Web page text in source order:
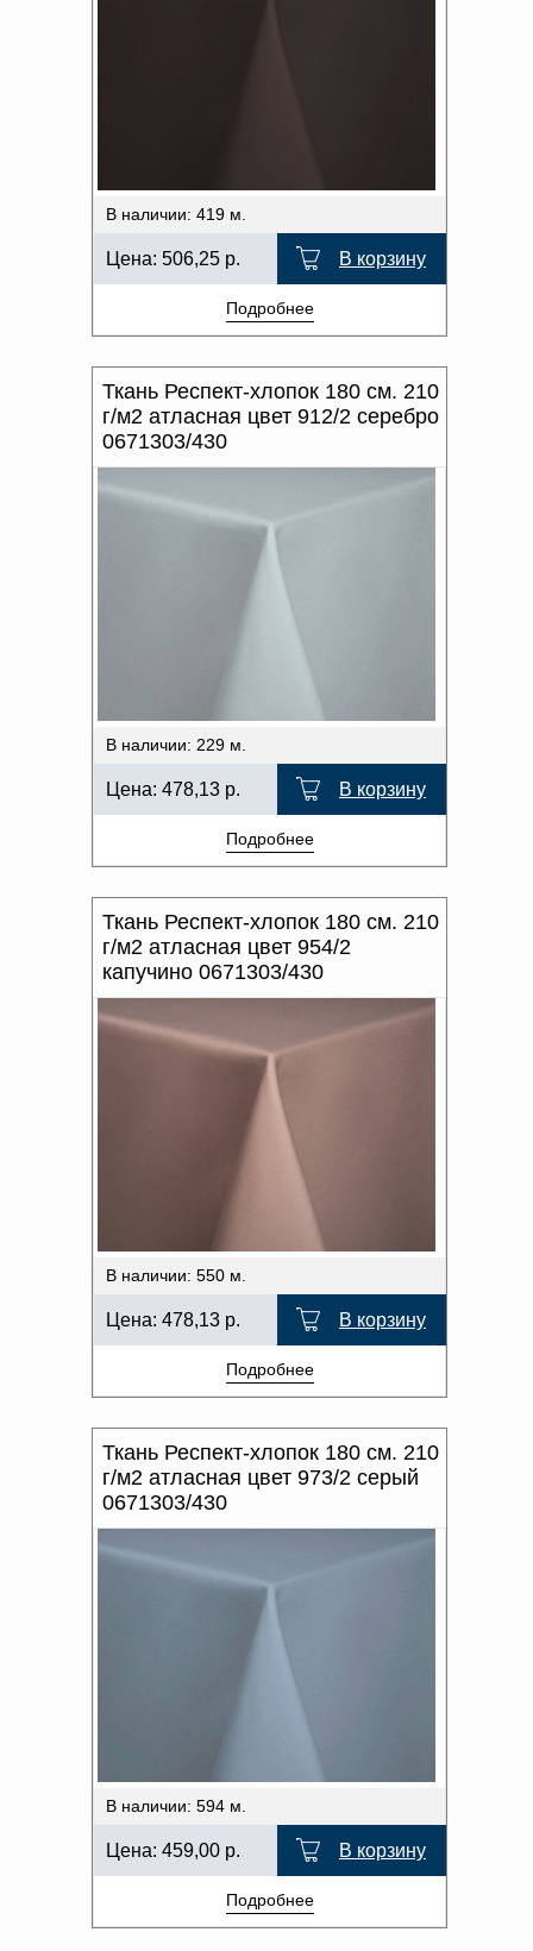
В наличии: 419 м.
Цена: 506,25 р. В корзину
Подробнее
Ткань Респект-хлопок 180 см. 210
г/м2 атласная цвет 912/2 серебро
0671303/430
В наличии: 229 м.
Цена: 478,13 р. В корзину
Подробнее
Ткань Респект-хлопок 180 см. 210
г/м2 атласная цвет 954/2
капучино 0671303/430
В наличии: 550 м.
Цена: 478,13 р. В корзину
Подробнее
Ткань Респект-хлопок 180 см. 210
г/м2 атласная цвет 973/2 серый
0671303/430
В наличии: 594 м.
Цена: 459,00 р. В корзину
Подробнее